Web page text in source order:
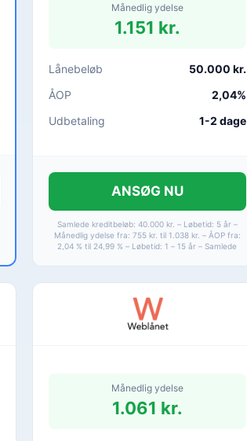
Månedlig ydelse
1.151 kr.
Lånebeløb
50.000 kr.
ÅOP
2,04%
Udbetaling
1-2 dage
ANSØG NU
Samlede kreditbeløb: 40.000 kr. – Løbetid: 5 år –
Månedlig ydelse fra: 755 kr. til 1.038 kr. – ÅOP fra:
2,04 % til 24,99 % – Løbetid: 1 – 15 år – Samlede
Månedlig ydelse
1.061 kr.